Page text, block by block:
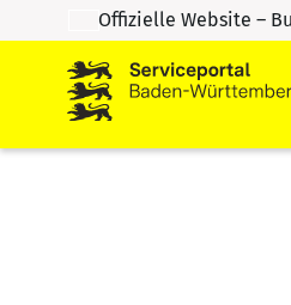
Zum Inhalt springen
Zur Suche springen
Offizielle Website –